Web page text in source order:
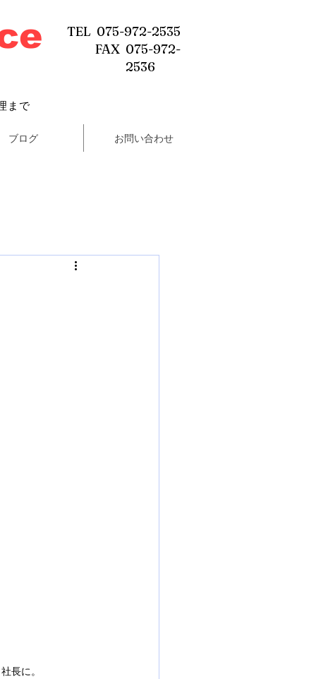
TEL 075-972-2535
FAX 075-972-
2536
まで
ブログ お問い合わせ
長に。